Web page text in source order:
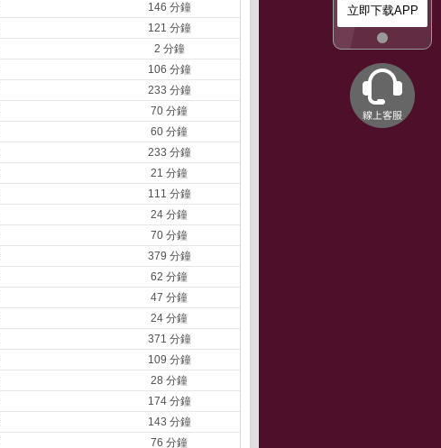
立即下载APP
146 分鐘
121 分鐘
2 分鐘
106 分鐘
233 分鐘
70 分鐘
60 分鐘
233 分鐘
21 分鐘
111 分鐘
24 分鐘
70 分鐘
379 分鐘
62 分鐘
47 分鐘
24 分鐘
371 分鐘
109 分鐘
28 分鐘
174 分鐘
143 分鐘
76 分鐘